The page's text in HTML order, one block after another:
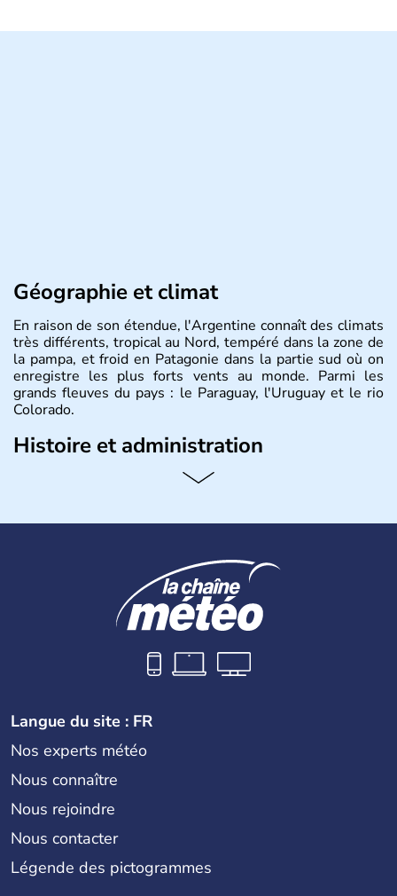
Géographie et climat
En raison de son étendue, l'Argentine connaît des climats
très différents, tropical au Nord, tempéré dans la zone de
la pampa, et froid en Patagonie dans la partie sud où on
enregistre les plus forts vents au monde. Parmi les
grands fleuves du pays : le Paraguay, l'Uruguay et le rio
Colorado.
Histoire et administration
L'Argentine est un pays d'Amérique du Sud, partageant
est et à l'est, et l'océan Atlantique à l'est et à l'extrême
argent ». La capitale a pour nom Buenos Aires. Le pays
est indépendant depuis 1816 et le peso est la monnaie
qu'utilisent les 40 millions d'habitants qui peuplent le
pays, les Argentins.
Langue du site : FR
Nos experts météo
Nous connaître
Nous rejoindre
Nous contacter
Légende des pictogrammes